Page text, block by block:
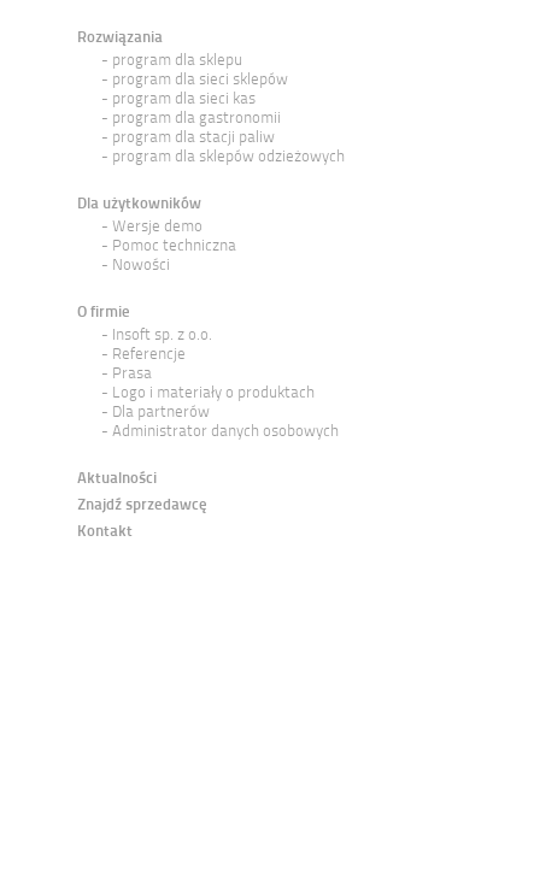
Rozwiązania
program dla sklepu
program dla sieci sklepów
program dla sieci kas
program dla gastronomii
program dla stacji paliw
program dla sklepów odzieżowych
Dla użytkowników
Wersje demo
Pomoc techniczna
Nowości
O firmie
Insoft sp. z o.o.
Referencje
Prasa
Logo i materiały o produktach
Dla partnerów
Administrator danych osobowych
Aktualności
Znajdź sprzedawcę
Kontakt